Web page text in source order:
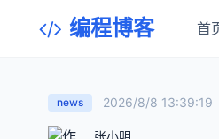
编程博客 首
news 2026/8/8 13:39:19
张小明